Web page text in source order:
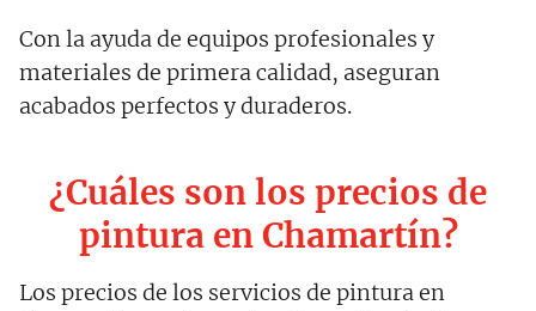
Con la ayuda de equipos profesionales y
materiales de primera calidad, aseguran
acabados perfectos y duraderos.
¿Cuáles son los precios de
pintura en Chamartín?
Los precios de los servicios de pintura en